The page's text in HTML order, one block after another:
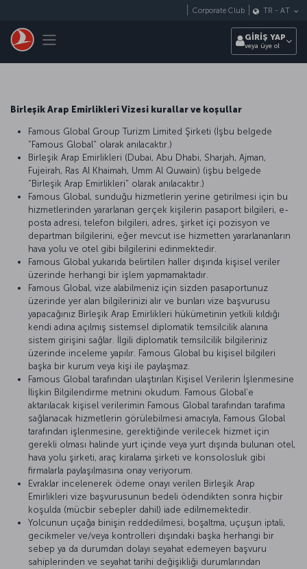
Toggle navigation
Corporate Club TR - AT
GİRİŞ YAP
veya üye ol
Birleşik Arap Emirlikleri Vizesi kurallar ve koşullar
Famous Global Group Turizm Limited Şirketi (İşbu belgede
"Famous Global" olarak anılacaktır.)
Birleşik Arap Emirlikleri (Dubai, Abu Dhabi, Sharjah, Ajman,
Fujeirah, Ras Al Khaimah, Umm Al Quwain) (işbu belgede
"Birleşik Arap Emirlikleri" olarak anılacaktır.)
Famous Global, sunduğu hizmetlerin yerine getirilmesi için bu
hizmetlerinden yararlanan gerçek kişilerin pasaport bilgileri, e-
posta adresi, telefon bilgileri, adres, şirket içi pozisyon ve
departman bilgilerini, eğer mevcut ise hizmetten yararlananların
hava yolu ve otel gibi bilgilerini edinmektedir.
Famous Global yukarıda belirtilen haller dışında kişisel veriler
üzerinde herhangi bir işlem yapmamaktadır.
Famous Global, vize alabilmeniz için sizden pasaportunuz
üzerinde yer alan bilgilerinizi alır ve bunları vize başvurusu
yapacağınız Birleşik Arap Emirlikleri hükümetinin yetkili kıldığı
kendi adına açılmış sistemsel diplomatik temsilcilik alanına
sistem girişini sağlar. İlgili diplomatik temsilcilik bilgileriniz
üzerinde inceleme yapılır. Famous Global bu kişisel bilgileri
başka bir kurum veya kişi ile paylaşmaz.
Famous Global tarafından ulaştırılan Kişisel Verilerin İşlenmesine
İlişkin Bilgilendirme metnini okudum. Famous Global’e
aktarılacak kişisel verilerimin Famous Global tarafından tarafıma
sağlanacak hizmetlerin görülebilmesi amacıyla, Famous Global
tarafından işlenmesine, gerektiğinde verilecek hizmet için
gerekli olması halinde yurt içinde veya yurt dışında bulunan otel,
hava yolu şirketi, araç kiralama şirketi ve konsolosluk gibi
firmalarla paylaşılmasına onay veriyorum.
Evraklar incelenerek ödeme onayı verilen Birleşik Arap
Emirlikleri vize başvurusunun bedeli ödendikten sonra hiçbir
koşulda (mücbir sebepler dahil) iade edilmemektedir.
Yolcunun uçağa binişin reddedilmesi, boşaltma, uçuşun iptali,
gecikmeler ve/veya kontrolleri dışındaki başka herhangi bir
sebep ya da durumdan dolayı seyahat edemeyen başvuru
sahiplerinden ve seyahat tarihi değişikliği durumlarından